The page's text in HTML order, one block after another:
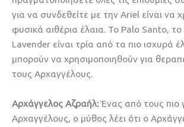
για να συνδεθείτε με την Ariel είναι να
φυσικά αιθέρια έλαια. Το Palo Santo, το
Lavender είναι τρία από τα πιο ισχυρά
μπορούν να χρησιμοποιηθούν για
τους Αρχαγγέλους.
Αρχάγγελος Αζραήλ:Ένας από τους πιο
Αρχαγγέλους, ο μύθος λέει ότι ο